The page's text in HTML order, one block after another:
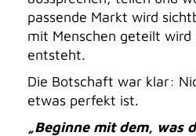
passende Markt wird
mit Menschen geteilt wird
entsteht.
Die Botschaft war klar:
etwas perfekt ist.
„Beginne mit dem, was